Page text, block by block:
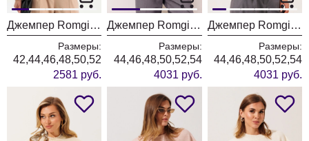
Джемпер Romgil РП0205-ХЛ5 черный
Размеры:
42,44,46,48,50,52
2581 руб.
Джемпер Romgil РВ0562-ХЛ5 белый + серый
Размеры:
44,46,48,50,52,54
4031 руб.
Джемпер Romgil РВ0562-ХЛ5 серый + белый
Размеры:
44,46,48,50,52,54
4031 руб.